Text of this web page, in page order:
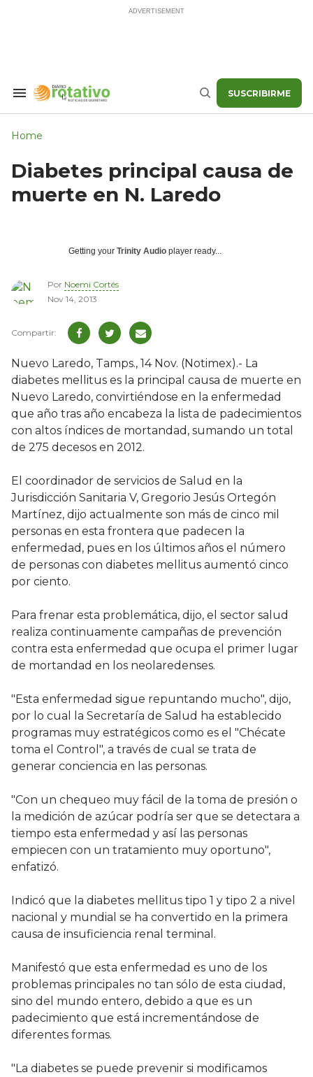
Search
Buscar SUSCRIBIRME
Home
Diabetes principal causa de
muerte en N. Laredo
Getting your Trinity Audio player ready...
Por Noemi Cortés
Nov 14, 2013
Nuevo Laredo, Tamps., 14 Nov. (Notimex).- La
diabetes mellitus es la principal causa de muerte en
Nuevo Laredo, convirtiéndose en la enfermedad
que año tras año encabeza la lista de padecimientos
con altos índices de mortandad, sumando un total
de 275 decesos en 2012.
El coordinador de servicios de Salud en la
Jurisdicción Sanitaria V, Gregorio Jesús Ortegón
Martínez, dijo actualmente son más de cinco mil
personas en esta frontera que padecen la
enfermedad, pues en los últimos años el número
de personas con diabetes mellitus aumentó cinco
por ciento.
Para frenar esta problemática, dijo, el sector salud
realiza continuamente campañas de prevención
contra esta enfermedad que ocupa el primer lugar
de mortandad en los neolaredenses.
"Esta enfermedad sigue repuntando mucho", dijo,
por lo cual la Secretaría de Salud ha establecido
programas muy estratégicos como es el "Chécate
toma el Control", a través de cual se trata de
generar conciencia en las personas.
"Con un chequeo muy fácil de la toma de presión o
la medición de azúcar podría ser que se detectara a
tiempo esta enfermedad y así las personas
empiecen con un tratamiento muy oportuno",
enfatizó.
Indicó que la diabetes mellitus tipo 1 y tipo 2 a nivel
nacional y mundial se ha convertido en la primera
causa de insuficiencia renal terminal.
Manifestó que esta enfermedad es uno de los
problemas principales no tan sólo de esta ciudad,
sino del mundo entero, debido a que es un
padecimiento que está incrementándose de
diferentes formas.
"La diabetes se puede prevenir si modificamos